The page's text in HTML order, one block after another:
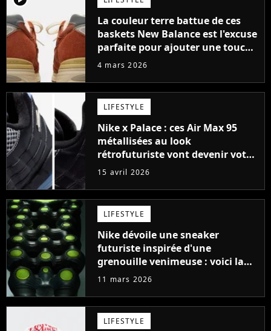
La couleur terre battue de ces
baskets New Balance est l'excuse
parfaite pour ajouter une touche
d'originalité à vos styles
4 mars 2026
LIFESTYLE
Nike x Palace : ces Air Max 95
métallisées au look
rétrofuturiste vont devenir votre
nouvelle obsession
15 avril 2026
LIFESTYLE
Nike dévoile une sneaker
futuriste inspirée d'une
grenouille venimeuse : voici la
Air Liquid Max
11 mars 2026
LIFESTYLE